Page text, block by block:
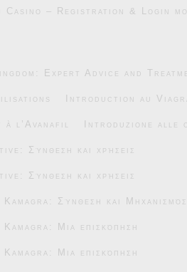
Casino – Registration & Login
Expert Advice and
Introduction au
l’Avanafil Introduzione alle
Σύνθεση και χρήσεις
Σύνθεση και χρήσεις
Σύνθεση και Μηχανισμός
Μια επισκόπηση
Μια επισκόπηση